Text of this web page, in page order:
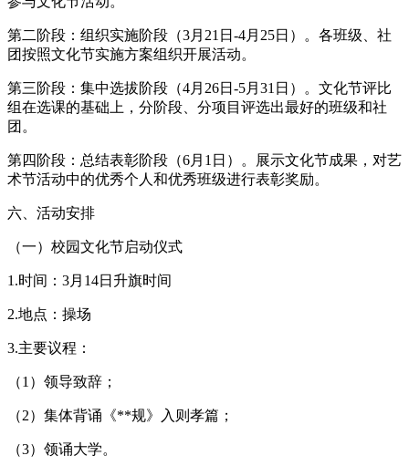
第二阶段：组织实施阶段（3月21日-4月25日）。各班级、社
团按照文化节实施方案组织开展活动。
第三阶段：集中选拔阶段（4月26日-5月31日）。文化节评比
组在选课的基础上，分阶段、分项目评选出最好的班级和社
团。
第四阶段：总结表彰阶段（6月1日）。展示文化节成果，对艺
术节活动中的优秀个人和优秀班级进行表彰奖励。
六、活动安排
（一）校园文化节启动仪式
1.时间：3月14日升旗时间
2.地点：操场
3.主要议程：
（1）领导致辞；
（2）集体背诵《**规》入则孝篇；
（3）领诵大学。